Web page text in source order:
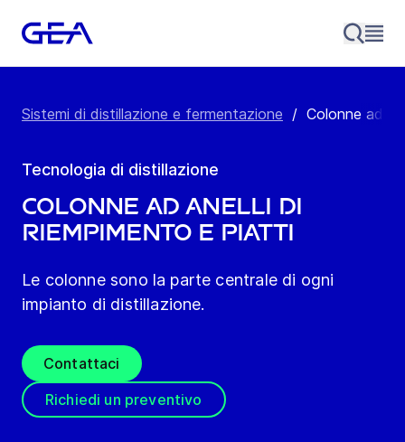
Sistemi di distillazione e fermentazione / Colonne ad
Tecnologia di distillazione
Colonne ad anelli di
riempimento e piatti
Le colonne sono la parte centrale di ogni
impianto di distillazione.
Contattaci
Richiedi un preventivo